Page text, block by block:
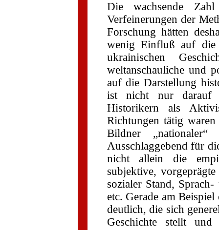
Die wachsende
Verfeinerungen der
Forschung hätten
wenig Einfluß auf die
ukrainischen
weltanschauliche und
auf die Darstellung
ist nicht nur darauf
Historikern als
Richtungen tätig
Bildner „nationaler“
Ausschlaggebend für
nicht allein die
subjektive,
sozialer Stand,
etc. Gerade am
deutlich, die sich
Geschichte stellt